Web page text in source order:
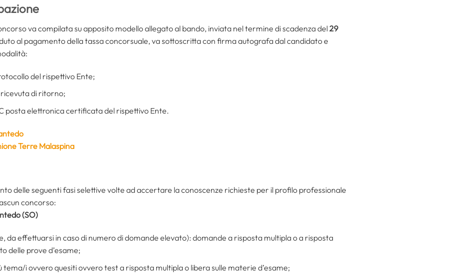
va compilata su apposito modello allegato al bando, inviata nel termine di scadenza del29
al pagamento della tassa concorsuale, va sottoscritta con firma autografa dal candidato e
del rispettivo Ente;
di ritorno;
posta elettronica certificata del rispettivo Ente.
Terre Malaspina
delle seguenti fasi selettive volte ad accertare la conoscenze richieste per il profilo professionale
concorso:
(SO)
da effettuarsi in caso di numero di domande elevato): domande a risposta multipla o a risposta
delle prove d’esame;
tema/i ovvero quesiti ovvero test a risposta multipla o libera sulle materie d’esame;